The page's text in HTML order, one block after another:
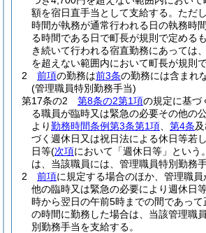
額を宿日直手当として支給する。 ただ
時間が執務が通常行われる日の執務時
る時間である日で町長が規則で定める
き続いて行われる宿直勤務にあっては
を超えない範囲内において町長が規則
2
前項の勤務は前3条の勤務には含まれ
(管理職員特別勤務手当)
第17条の2
第8条の2第1項の規定に基づ
る職員が臨時又は緊急の必要その他の
より勤務時間条例第3条第1項 第4条
づく週休日又は祝日法による休日等若
日等(次項において「週休日等」という
は、当該職員には、管理職員特別勤務
2
前項に規定する場合のほか、管理職
他の臨時又は緊急の必要により週休日
時から翌日の午前5時までの間であっ
の時間に勤務した場合は、当該管理職
別勤務手当を支給する。